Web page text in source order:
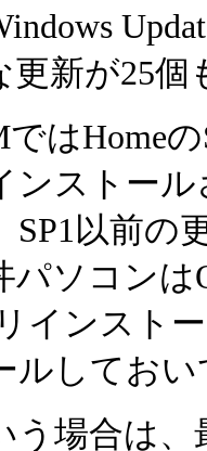
更新が25個
はHomeの
ンストー
SP1以前の
パソコン
インスト
ルしてお
場合は、